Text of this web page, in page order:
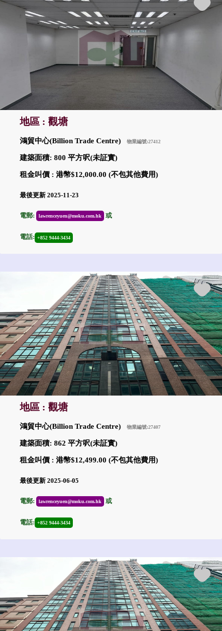
地區 : 觀塘
鴻貿中心(Billion Trade Centre) 物業編號:27412
建築面積: 800 平方呎(未証實)
租金叫價 : 港幣$12,000.00 (不包其他費用)
最後更新 2025-11-23
電郵: lawrenceyuen@moku.com.hk 或
電話: +852 9444-3434
地區 : 觀塘
鴻貿中心(Billion Trade Centre) 物業編號:27407
建築面積: 862 平方呎(未証實)
租金叫價 : 港幣$12,499.00 (不包其他費用)
最後更新 2025-06-05
電郵: lawrenceyuen@moku.com.hk 或
電話: +852 9444-3434